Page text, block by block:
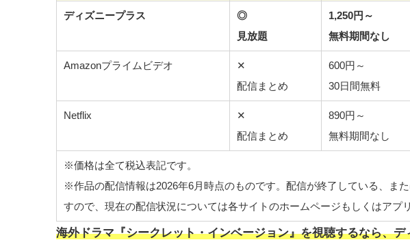
ディズニープラス
◎
見放題
1,250円～
無料期間なし
Amazonプライムビデオ
✕
配信まとめ
600円～
30日間無料
Netflix
✕
配信まとめ
890円～
無料期間なし
※価格は全て税込表記です。
※作品の配信情報は2026年6月時点のものです。配信が終了している、ま
すので、現在の配信状況については各サイトのホームページもしくはアプ
海外ドラマ『シークレット・インベージョン』を視聴するなら、